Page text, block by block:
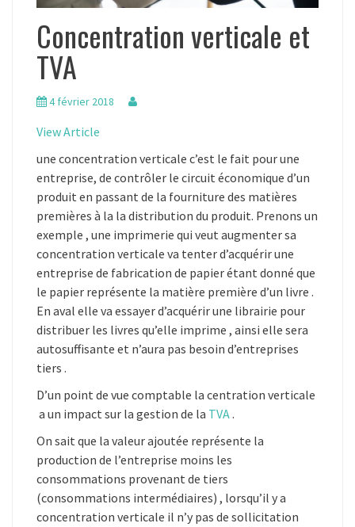
Concentration verticale et
TVA
4 février 2018
View Article
une concentration verticale c’est le fait pour une
entreprise, de contrôler le circuit économique d’un
produit en passant de la fourniture des matières
premières à la la distribution du produit. Prenons un
exemple , une imprimerie qui veut augmenter sa
concentration verticale va tenter d’acquérir une
entreprise de fabrication de papier étant donné que
le papier représente la matière première d’un livre .
En aval elle va essayer d’acquérir une librairie pour
distribuer les livres qu’elle imprime , ainsi elle sera
autosuffisante et n’aura pas besoin d’entreprises
tiers .
D’un point de vue comptable la centration verticale
a un impact sur la gestion de la TVA.
On sait que la valeur ajoutée représente la
production de l’entreprise moins les
consommations provenant de tiers
(consommations intermédiaires) , lorsqu’il y a
concentration verticale il n’y pas de sollicitation